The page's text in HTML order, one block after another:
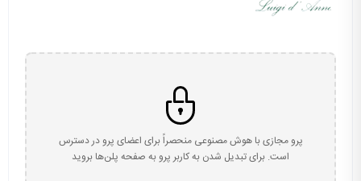
پرو مجازی با هوش مصنوعی منحصراً برای اعضای پرو در دسترس
است. برای تبدیل شدن به کاربر پرو به صفحه پلن‌ها بروید